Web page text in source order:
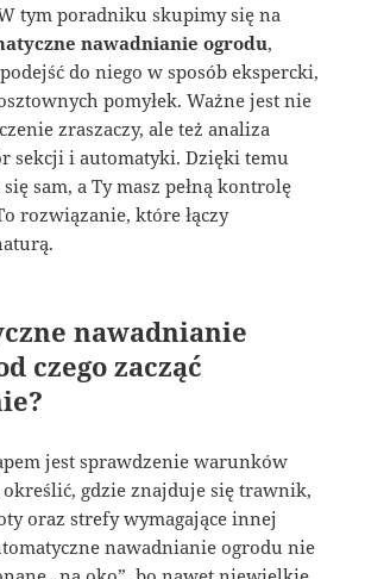
tym poradniku skupimy się na
nawadnianie ogrodu,
do niego w sposób ekspercki,
pomyłek. Ważne jest nie
zraszaczy, ale też analiza
sekcji i automatyki. Dzięki temu
sam, a Ty masz pełną kontrolę
rozwiązanie, które łączy
nawadnianie
czego zacząć
jest sprawdzenie warunków
określić, gdzie znajduje się trawnik,
oraz strefy wymagające innej
nawadnianie ogrodu nie